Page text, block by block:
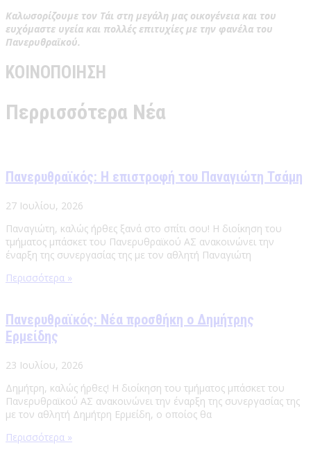
Καλωσορίζουμε τον Τάι στη μεγάλη μας οικογένεια και του
ευχόμαστε υγεία και πολλές επιτυχίες με την φανέλα του
Πανερυθραϊκού.
ΚΟΙΝΟΠΟΙΗΣΗ
Περρισσότερα Νέα
Πανερυθραϊκός: Η επιστροφή του Παναγιώτη Τσάμη
27 Ιουλίου, 2026
Παναγιώτη, καλώς ήρθες ξανά στο σπίτι σου! Η διοίκηση του
τμήματος μπάσκετ του Πανερυθραϊκού ΑΣ ανακοινώνει την
έναρξη της συνεργασίας της με τον αθλητή Παναγιώτη
Περισσότερα »
Πανερυθραϊκός: Νέα προσθήκη ο Δημήτρης
Ερμείδης
23 Ιουλίου, 2026
Δημήτρη, καλώς ήρθες! Η διοίκηση του τμήματος μπάσκετ του
Πανερυθραϊκού ΑΣ ανακοινώνει την έναρξη της συνεργασίας της
με τον αθλητή Δημήτρη Ερμείδη, ο οποίος θα
Περισσότερα »